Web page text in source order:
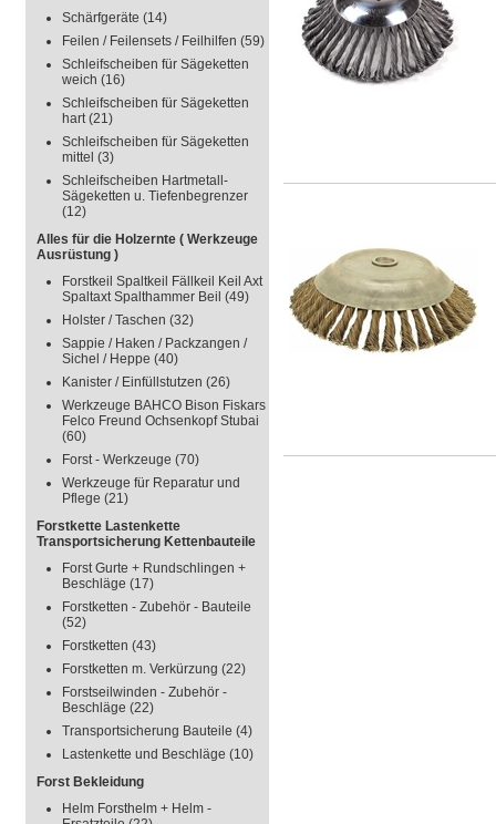
Schärfgeräte (14)
Feilen / Feilensets / Feilhilfen (59)
Schleifscheiben für Sägeketten
weich (16)
Schleifscheiben für Sägeketten
hart(21)
Schleifscheiben für Sägeketten
mittel (3)
Schleifscheiben Hartmetall-
Sägeketten u. Tiefenbegrenzer
(12)
Alles für die Holzernte ( Werkzeuge
Ausrüstung )
Forstkeil Spaltkeil Fällkeil Keil Axt
Spaltaxt Spalthammer Beil (49)
Holster / Taschen (32)
Sappie / Haken / Packzangen /
Sichel / Heppe (40)
Kanister / Einfüllstutzen (26)
Werkzeuge BAHCO Bison Fiskars
Felco Freund Ochsenkopf Stubai
(60)
Forst - Werkzeuge (70)
Werkzeuge für Reparatur und
Pflege (21)
Forstkette Lastenkette
Transportsicherung Kettenbauteile
Forst Gurte + Rundschlingen +
Beschläge (17)
Forstketten - Zubehör - Bauteile
(52)
Forstketten (43)
Forstketten m. Verkürzung (22)
Forstseilwinden - Zubehör -
Beschläge (22)
Transportsicherung Bauteile (4)
Lastenkette und Beschläge (10)
Forst Bekleidung
Helm Forsthelm + Helm -